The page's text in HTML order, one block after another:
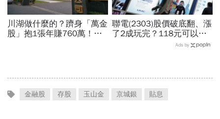
川湖做什麼的？躋身「萬金
股」抱1張年賺760萬！傳
聯電(2303)股價破底翻、漲
了2成玩完？118元可以
買？展望大好為何外資2天
Ads by
金融股 存股 玉山金 京城銀 貼息